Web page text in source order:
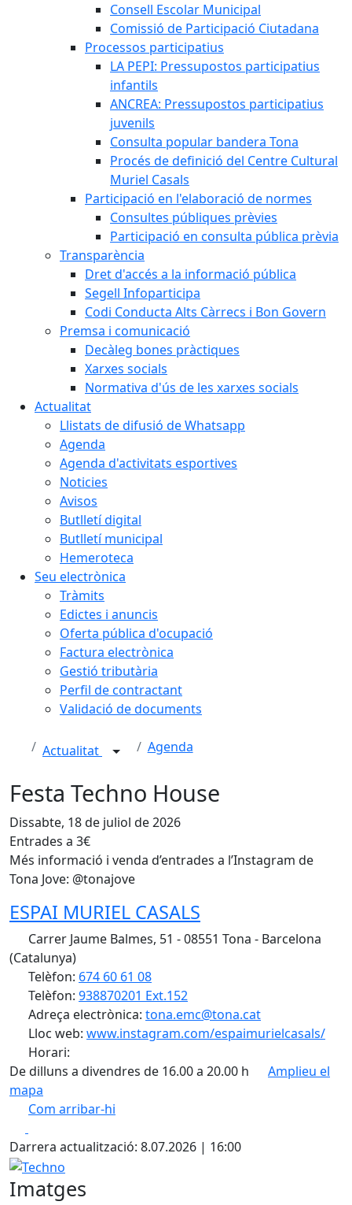
Consell Escolar Municipal
Comissió de Participació Ciutadana
Processos participatius
LA PEPI: Pressupostos participatius
infantils
ANCREA: Pressupostos participatius
juvenils
Consulta popular bandera Tona
Procés de definició del Centre Cultural
Muriel Casals
Participació en l'elaboració de normes
Consultes públiques prèvies
Participació en consulta pública prèvia
Transparència
Dret d'accés a la informació pública
Segell Infoparticipa
Codi Conducta Alts Càrrecs i Bon Govern
Premsa i comunicació
Decàleg bones pràctiques
Xarxes socials
Normativa d'ús de les xarxes socials
Actualitat
Llistats de difusió de Whatsapp
Agenda
Agenda d'activitats esportives
Noticies
Avisos
Butlletí digital
Butlletí municipal
Hemeroteca
Seu electrònica
Tràmits
Edictes i anuncis
Oferta pública d'ocupació
Factura electrònica
Gestió tributària
Perfil de contractant
Validació de documents
Actualitat Agenda
Festa Techno House
Dissabte, 18 de juliol de 2026
Entrades a 3€
Més informació i venda d’entrades a l’Instagram de
Tona Jove: @tonajove
ESPAI MURIEL CASALS
Carrer Jaume Balmes, 51 - 08551 Tona - Barcelona
(Catalunya)
Telèfon: 674 60 61 08
Telèfon: 938870201 Ext.152
Adreça electrònica: tona.emc@tona.cat
Lloc web: www.instagram.com/espaimurielcasals/
Horari:
De dilluns a divendres de 16.00 a 20.00 h
Amplieu el
mapa
Com arribar-hi
+
−
Darrera actualització: 8.07.2026 | 16:00
Techno
Imatges